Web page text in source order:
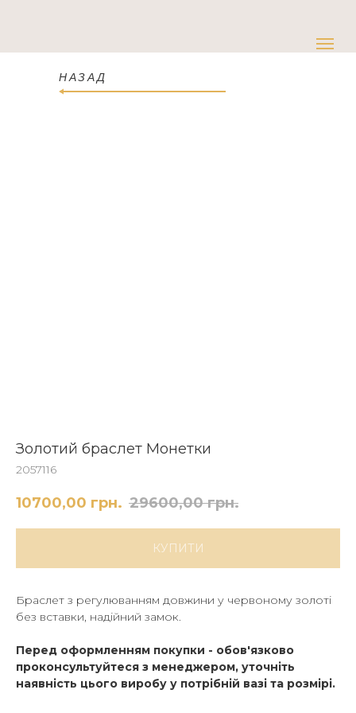
НАЗАД
Золотий браслет Монетки
2057116
10700,00 грн. 29600,00 грн.
КУПИТИ
Браслет з регулюванням довжини у червоному золоті
без вставки, надійний замок.
Перед оформленням покупки - обов'язково
проконсультуйтеся з менеджером, уточніть
наявність цього виробу у потрібній вазі та розмірі.